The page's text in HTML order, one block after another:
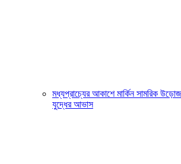
মধ্যপ্রাচ্যের আকাশে মার্কিন সামরিক
যুদ্ধের আভাস